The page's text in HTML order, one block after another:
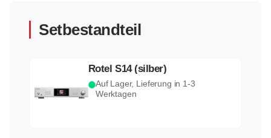
Setbestandteil
Rotel S14 (silber)
Auf Lager, Lieferung in 1-3
Werktagen